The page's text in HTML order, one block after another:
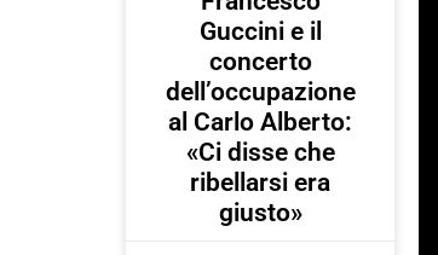
Guccini e il
concerto
dell’occupazione
al Carlo Alberto:
«Ci disse che
ribellarsi era
giusto»